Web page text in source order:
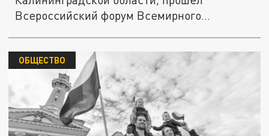
Всероссийский форум Всемирного...
ОБЩЕСТВО